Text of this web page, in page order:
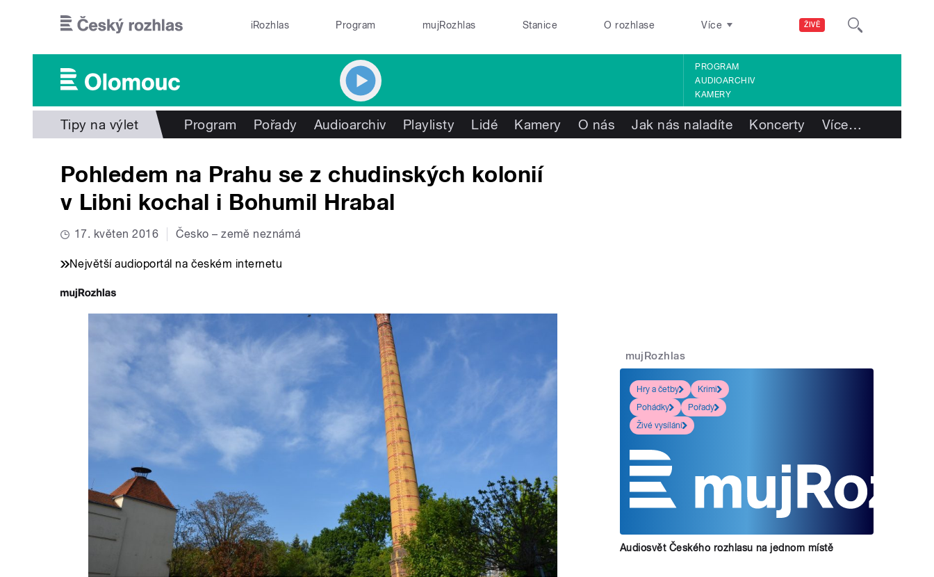
ŽIVĚ
iRozhlas Program mujRozhlas Stanice O rozhlase Více
PROGRAM
AUDIOARCHIV
KAMERY
Tipy na výlet Program Pořady Audioarchiv Playlisty Lidé Kamery O nás Jak nás naladíte Koncerty Více…
Pohledem na Prahu se z chudinských kolonií
v Libni kochal i Bohumil Hrabal
17. květen 2016 Česko – země neznámá
Největší audioportál na českém internetu
mujRozhlas
Hry a četby
Krimi
Pohádky
Pořady
Živé vysílání
Audiosvět Českého rozhlasu na jednom místě